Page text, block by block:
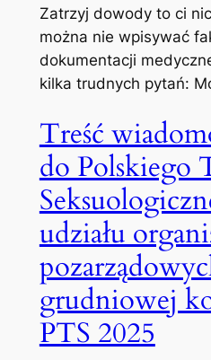
Zatrzyj dowody to ci
można nie wpisywać
dokumentacji
kilka trudnych pytań:
Treść
do Polskiego
udziału
grudniowej
PTS 2025